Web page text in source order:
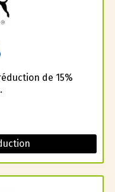
de 15%